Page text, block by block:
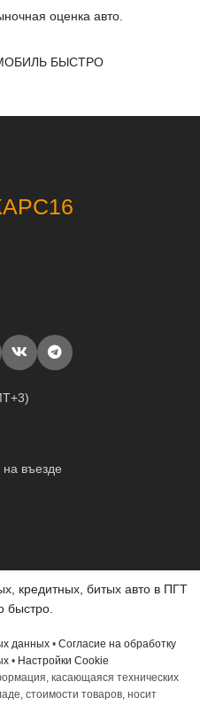
оценка авто.
БЫСТРО
на въезде
кредитных, битых авто в ПГТ
быстро.
данных• Согласие на обработку
• Настройки Cookie
касающаяся технических
стоимости товаров, носит